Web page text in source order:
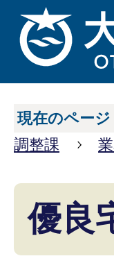
現在のページ
調整課
優良